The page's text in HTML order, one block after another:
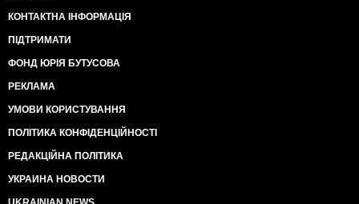
КОНТАКТНА ІНФОРМАЦІЯ
ПІДТРИМАТИ
ФОНД ЮРІЯ БУТУСОВА
РЕКЛАМА
УМОВИ КОРИСТУВАННЯ
ПОЛІТИКА КОНФІДЕНЦІЙНОСТІ
РЕДАКЦІЙНА ПОЛІТИКА
УКРАИНА НОВОСТИ